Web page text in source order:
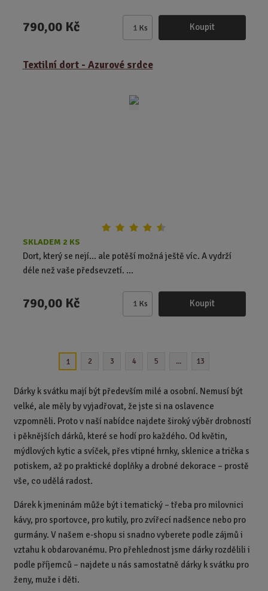
790,00 Kč
Z
ě
t
Ks Koupit
Textilní dort - Azurové srdce
SKLADEM 2 KS
Dort, který se nejí… ale potěší možná ještě víc. A vydrží
déle než vaše předsevzetí. ...
790,00 Kč
Z
p
o
t
Ks Koupit
1 2 3 4 5 ... 13
Dárky k svátku mají být především milé a osobní. Nemusí být
velké, ale měly by vyjadřovat, že jste si na oslavence
vzpomněli. Proto v naší nabídce najdete široký výběr drobností
i pěknějších dárků, které se hodí pro každého. Od květin,
mýdlových kytic a svíček, přes vtipné hrnky, sklenice a trička s
potiskem, až po praktické doplňky a drobné dekorace – prostě
vše, co udělá radost.
Dárek k jmeninám může být i tematický – třeba pro milovnici
kávy, pro sportovce, pro kutily, pro zvířecí nadšence nebo pro
gurmány. V našem e-shopu si snadno vyberete podle zájmů i
vztahu k obdarovanému. Pro přehlednost jsme dárky rozdělili i
podle příjemců – najdete u nás samostatně dárky k svátku pro
ženy, muže i děti.